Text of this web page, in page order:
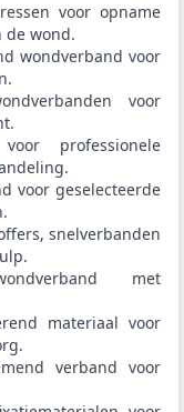
voor opname
de wond.
wondverband voor
voor
professionele
voor geselecteerde
snelverbanden
met
materiaal voor
verband voor